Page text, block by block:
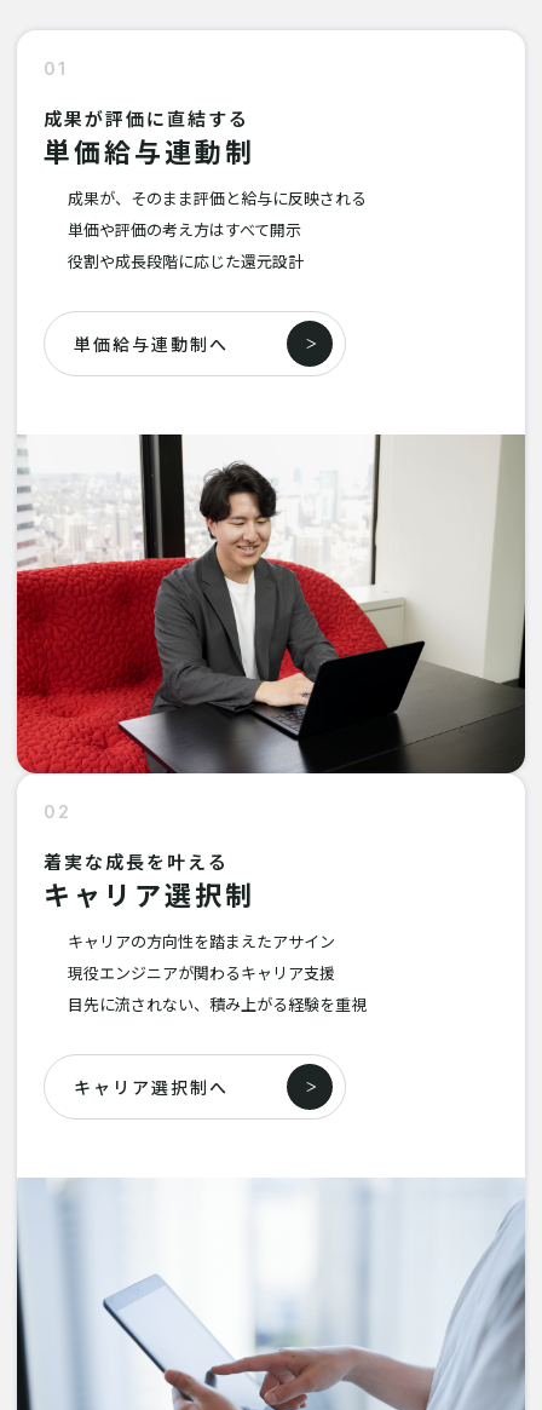
01
成果が評価に直結する
単価給与連動制
成果が、そのまま評価と給与に反映される
単価や評価の考え方はすべて開示
役割や成長段階に応じた還元設計
単価給与連動制へ
02
着実な成長を叶える
キャリア選択制
キャリアの方向性を踏まえたアサイン
現役エンジニアが関わるキャリア支援
目先に流されない、積み上がる経験を重視
キャリア選択制へ